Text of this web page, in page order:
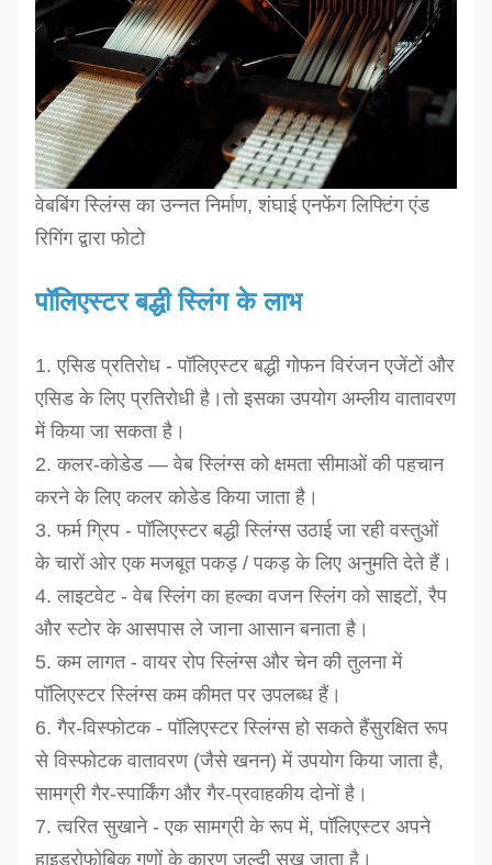
वेबबिंग स्लिंग्स का उन्नत निर्माण, शंघाई एनफेंग लिफ्टिंग एंड
रिगिंग द्वारा फोटो
पॉलिएस्टर बद्धी स्लिंग के लाभ
1. एसिड प्रतिरोध - पॉलिएस्टर बद्धी गोफन विरंजन एजेंटों और
एसिड के लिए प्रतिरोधी है।तो इसका उपयोग अम्लीय वातावरण
में किया जा सकता है।
2. कलर-कोडेड — वेब स्लिंग्स को क्षमता सीमाओं की पहचान
करने के लिए कलर कोडेड किया जाता है।
3. फर्म ग्रिप - पॉलिएस्टर बद्धी स्लिंग्स उठाई जा रही वस्तुओं
के चारों ओर एक मजबूत पकड़ / पकड़ के लिए अनुमति देते हैं।
4. लाइटवेट - वेब स्लिंग का हल्का वजन स्लिंग को साइटों, रैप
और स्टोर के आसपास ले जाना आसान बनाता है।
5. कम लागत - वायर रोप स्लिंग्स और चेन की तुलना में
पॉलिएस्टर स्लिंग्स कम कीमत पर उपलब्ध हैं।
6. गैर-विस्फोटक - पॉलिएस्टर स्लिंग्स हो सकते हैंसुरक्षित रूप
से विस्फोटक वातावरण (जैसे खनन) में उपयोग किया जाता है,
सामग्री गैर-स्पार्किंग और गैर-प्रवाहकीय दोनों है।
7. त्वरित सुखाने - एक सामग्री के रूप में, पॉलिएस्टर अपने
हाइड्रोफोबिक गुणों के कारण जल्दी सूख जाता है।